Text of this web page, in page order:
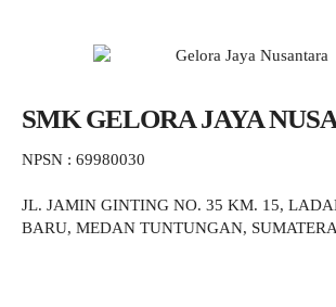
SMK GELORA JAYA
NPSN : 69980030
JL. JAMIN GINTING NO. 35 KM. 15,
BARU, MEDAN TUNTUNGAN,